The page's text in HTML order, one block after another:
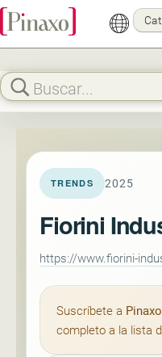
TRENDS 2025
Fiorini
https://www.fiorini-
Suscríbete a Pinaxo
completo a la lista